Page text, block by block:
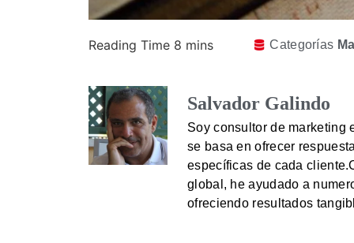
Categorías
Salvador Galindo
Soy consultor de marketing
se basa en ofrecer
específicas de cada
global, he ayudado a
ofreciendo resultados